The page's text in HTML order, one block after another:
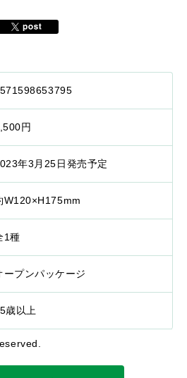
円
年3月25日発売予定
W120×H175mm
1種
ープンパッケージ
歳以上